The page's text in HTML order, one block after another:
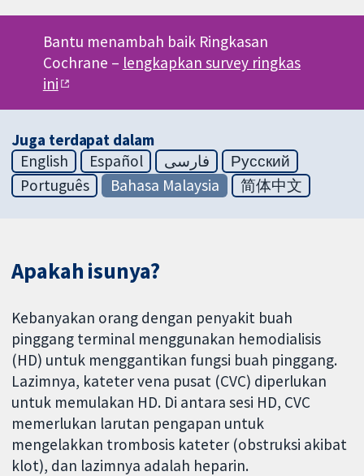
Bantu menambah baik Ringkasan
Cochrane – lengkapkan survey ringkas
ini
Juga terdapat dalam
English
Español فارسی
Русский
Português
Bahasa Malaysia 简体中文
Apakah isunya?
Kebanyakan orang dengan penyakit buah
pinggang terminal menggunakan hemodialisis
(HD) untuk menggantikan fungsi buah pinggang.
Lazimnya, kateter vena pusat (CVC) diperlukan
untuk memulakan HD. Di antara sesi HD, CVC
memerlukan larutan pengapan untuk
mengelakkan trombosis kateter (obstruksi akibat
klot), dan lazimnya adalah heparin.